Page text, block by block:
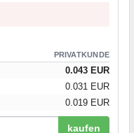
PRIVATKUNDE
0.043 EUR
0.031 EUR
0.019 EUR
kaufen